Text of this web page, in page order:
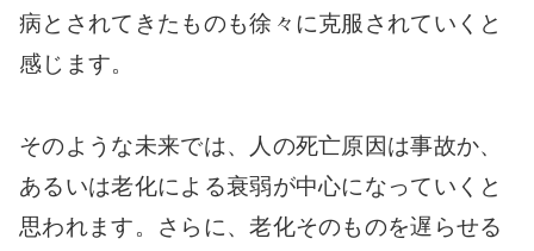
病とされてきたものも徐々に克服されていくと
感じます。
そのような未来では、人の死亡原因は事故か、
あるいは老化による衰弱が中心になっていくと
思われます。さらに、老化そのものを遅らせる